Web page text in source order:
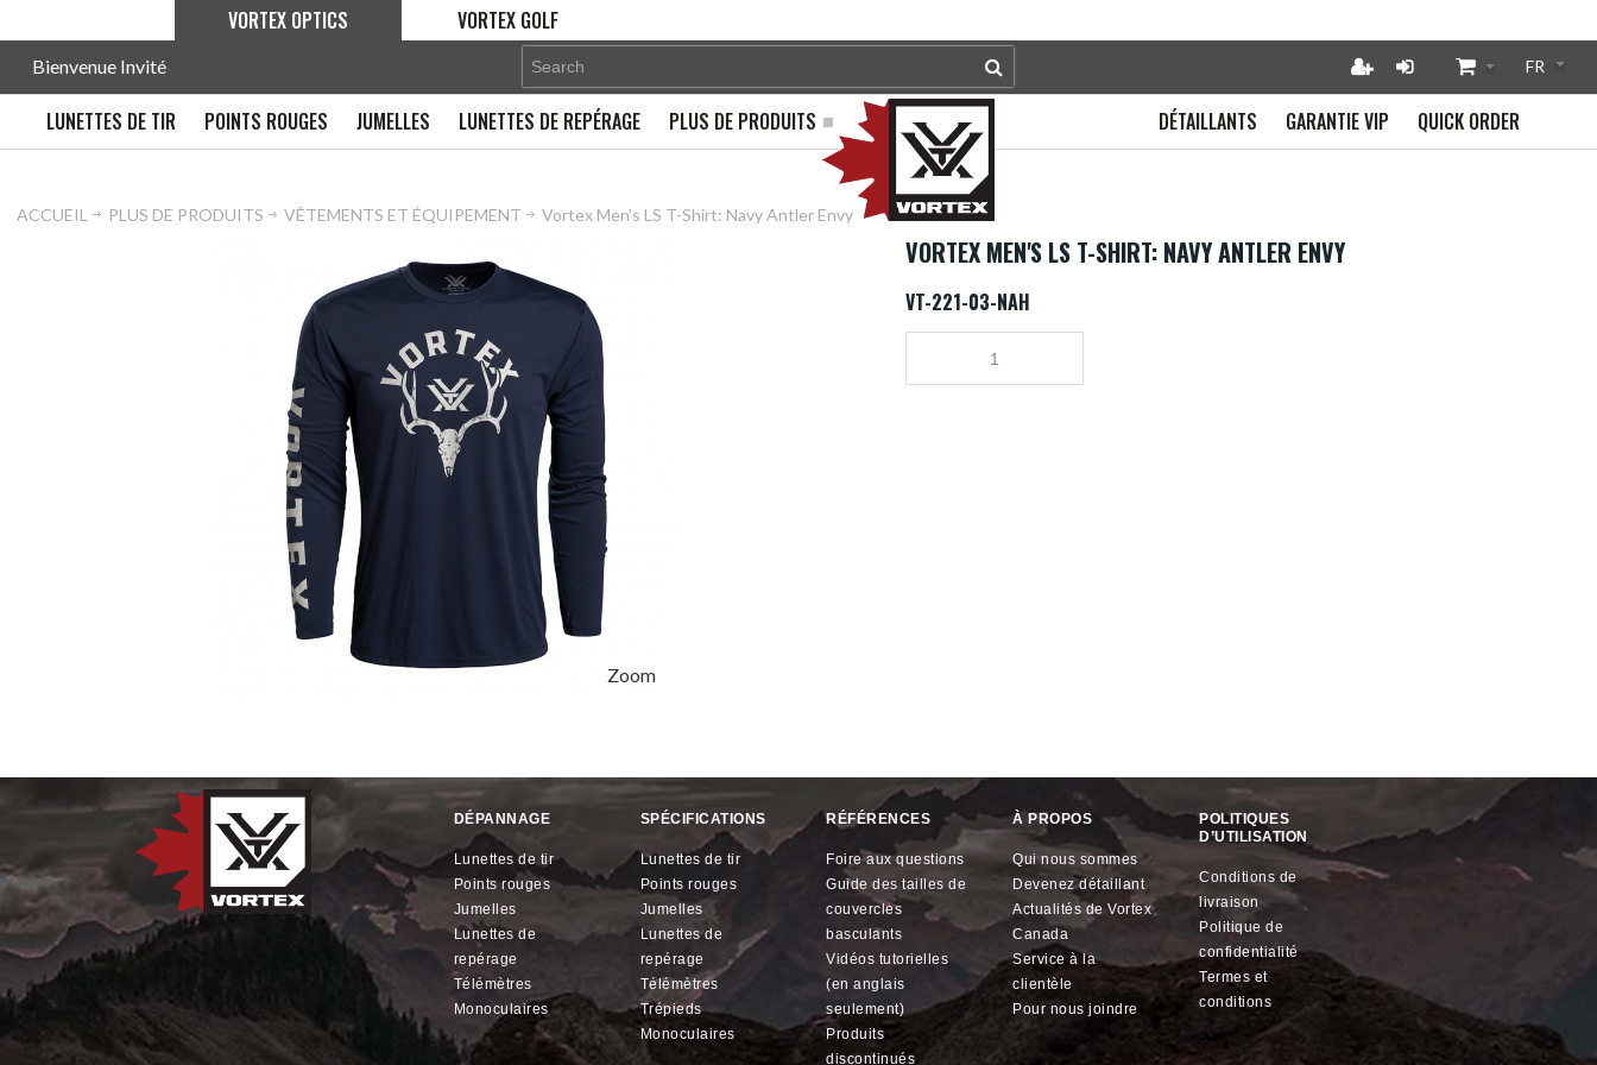
VORTEX OPTICS VORTEX GOLF
Bienvenue Invité
LUNETTES DE TIR POINTS ROUGES JUMELLES LUNETTES DE REPÉRAGE PLUS DE PRODUITS QUICK ORDER
GARANTIE VIP
DÉTAILLANTS
ACCUEIL PLUS DE PRODUITS VÊTEMENTS ET ÉQUIPEMENT Vortex Men's LS T-Shirt: Navy Antler Envy
Zoom
VORTEX MEN'S LS T-SHIRT: NAVY ANTLER ENVY
VT-221-03-NAH
DÉPANNAGE
lunettes de tir
points rouges
jumelles
lunettes de
repérage
télémètres
monoculaires
SPÉCIFICATIONS
lunettes de tir
points rouges
jumelles
lunettes de
repérage
télémètres
trépieds
monoculaires
RÉFÉRENCES
foire aux questions
guide des tailles de
couvercles
basculants
vidéos tutorielles
(en anglais
seulement)
produits
discontinués
À PROPOS
qui nous sommes
devenez détaillant
actualités deVortex
Canada
service à la
clientèle
pour nous joindre
POLITIQUES
D’UTILISATION
conditions de
livraison
politique de
confidentialité
termes et
conditions